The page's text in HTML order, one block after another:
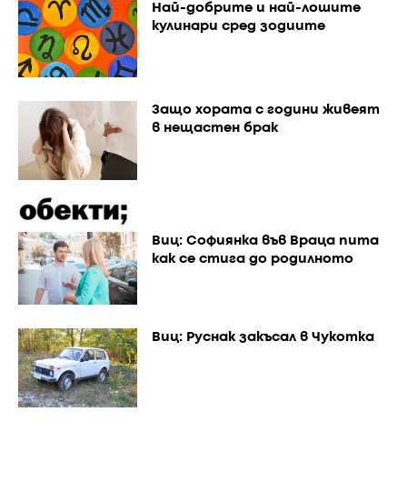
Най-добрите и най-лошите
кулинари сред зодиите
Защо хората с години живеят
в нещастен брак
Виц: Софиянка във Враца пита
как се стига до родилното
Виц: Руснак закъсал в Чукотка